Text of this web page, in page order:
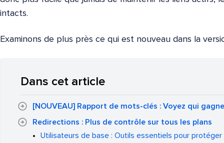
intacts.
Examinons de plus près ce qui est nouveau dans la
Dans cet article
[NOUVEAU] Rapport de mots-clés : Voyez qui
Redirections : Plus de contrôle sur tous les plans
Utilisateurs de base : Outils essentiels pour